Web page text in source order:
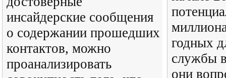
инсайдерские сообщения
о содержании прошедших
контактов, можно
проанализировать
годных
службы
они